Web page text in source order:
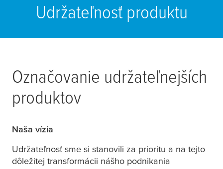
Udržateľnosť produktu
Označovanie udržateľnejších
produktov
Naša vízia
Udržateľnosť sme si stanovili za prioritu a na tejto
dôležitej transformácii nášho podnikania